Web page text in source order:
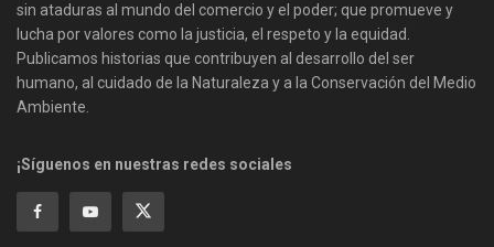
sin ataduras al mundo del comercio y el poder; que promueve y
lucha por valores como la justicia, el respeto y la equidad.
Publicamos historias que contribuyen al desarrollo del ser
humano, al cuidado de la Naturaleza y a la Conservación del Medio
Ambiente.
¡Síguenos en nuestras redes sociales